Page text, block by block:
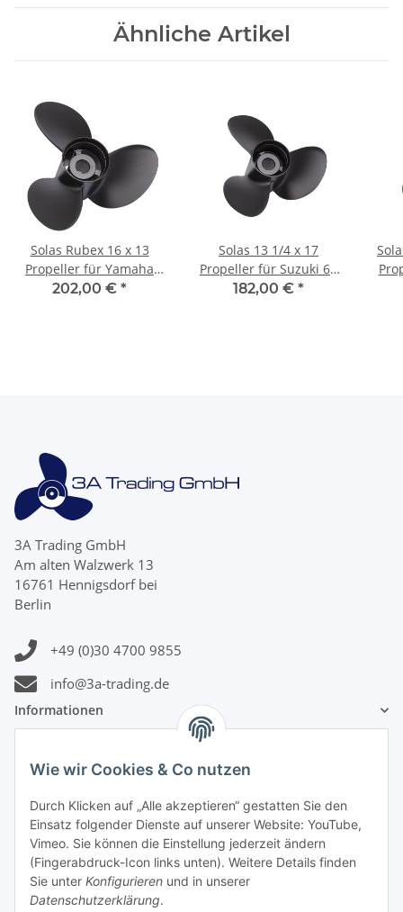
Wie wir Cookies & Co nutzen
Durch Klicken auf „Alle akzeptieren“ gestatten Sie den
Einsatz folgender Dienste auf unserer Website: YouTube,
Vimeo. Sie können die Einstellung jederzeit ändern
(Fingerabdruck-Icon links unten). Weitere Details finden
Sie unter Konfigurieren und in unserer
Datenschutzerklärung.
Ähnliche Artikel
Solas Rubex 16 x 13
Propeller für Yamaha
150 175 200 225 250 300
202,00 € *
Solas 13 1/4 x 17
Propeller für Suzuki 60
70 4T 75 90 100 115 140
182,00 € *
3A Trading GmbH
Am alten Walzwerk 13
16761 Hennigsdorf bei
Berlin
+49 (0)30 4700 9855
info@3a-trading.de
Informationen
Gesetzliche Informationen
Zahlungsinformationen